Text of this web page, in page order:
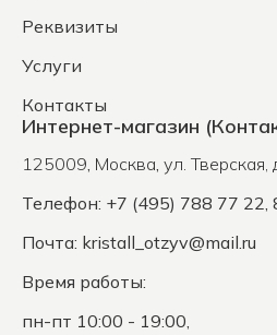
Реквизиты
Услуги
Контакты
Интернет-магазин
125009, Москва, ул.
Телефон: +7 (495) 788 77
Почта: kristall_otzyv@mail.ru
Время работы:
пн-пт 10:00 - 19:00,